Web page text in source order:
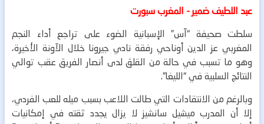
عبد اللطيف ضمير - المغرب سبورت
سلطت صحيفة “آس” الإسبانية الضوء على تراجع أداء النجم
المغربي عز الدين أوناحي رفقة نادي جيرونا خلال الآونة الأخيرة،
وهو ما تسبب في حالة من القلق لدى أنصار الفريق عقب توالي
النتائج السلبية في “الليغا”.
وبالرغم من الانتقادات التي طالت اللاعب بسبب ميله للعب الفردي،
إلا أن المدرب ميشيل سانشيز لا يزال يجدد ثقته في إمكانيات